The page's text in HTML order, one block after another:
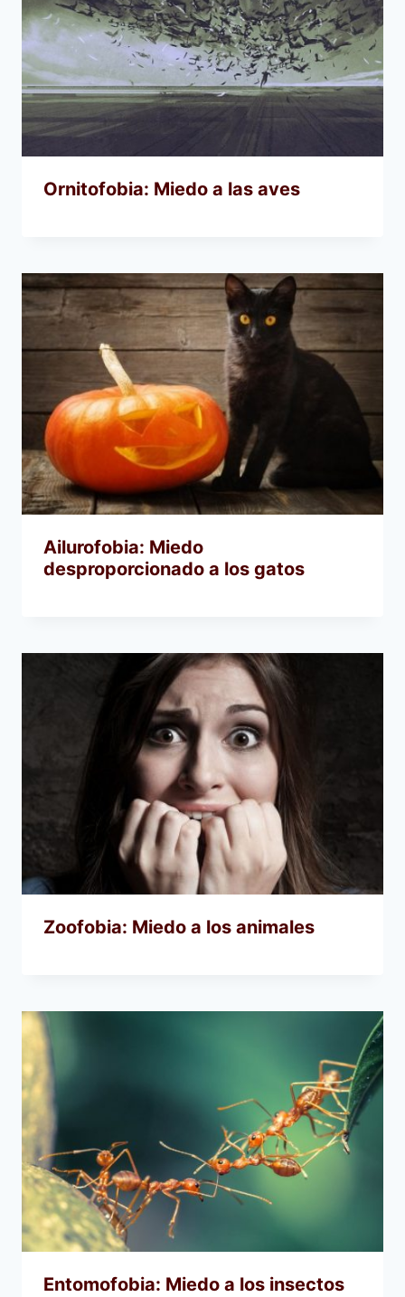
Ornitofobia: Miedo a las aves
Ailurofobia: Miedo
desproporcionado a los gatos
Zoofobia: Miedo a los animales
Entomofobia: Miedo a los insectos